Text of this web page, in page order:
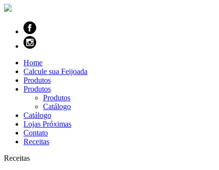
Home
Calcule sua Feijoada
Produtos
Produtos
Produtos
Catálogo
Catálogo
Lojas Próximas
Contato
Receitas
Receitas